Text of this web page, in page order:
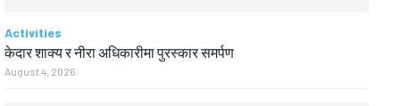
Activities
केदार शाक्य र नीरा अधिकारीमा पुरस्कार समर्पण
August 4, 2026